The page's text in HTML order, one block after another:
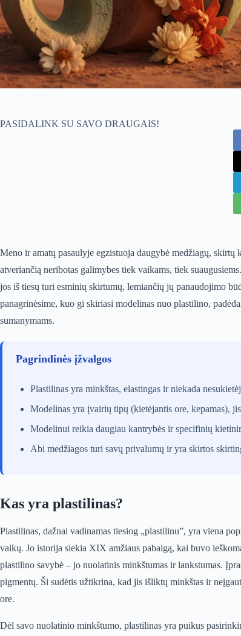
PASIDALINK SU SAVO DRAUGAIS!
Meno ir amatų pasaulyje egzistuoja daugybė medžiagų,
atveriančią neribotas galimybes tiek vaikams, tiek
jos iš tiesų turi esminių skirtumų, lemiančių jų panaudojimo
panagrinėsime, kuo gi skiriasi modelinas nuo plastilino,
sumanymams.
Pagrindinės įžvalgos
Plastilinas yra minkštas, elastingas ir niekada
Modelinas yra įvairių tipų (kietėjantis ore, kepamas),
Modelinui reikia daugiau kantrybės ir specifinių
Abi medžiagos turi savų privalumų ir yra skirtos
Kas yra plastilinas?
Plastilinas, dažnai vadinamas tiesiog „plastilinu”, yra viena
vaikų. Jo istorija siekia XIX amžiaus pabaigą, kai buvo
plastilino savybė – jo nuolatinis minkštumas ir lankstumas.
pigmentų. Ši sudėtis užtikrina, kad jis išliktų minkštas ir
ore.
Dėl savo nuolatinio minkštumo, plastilinas yra puikus